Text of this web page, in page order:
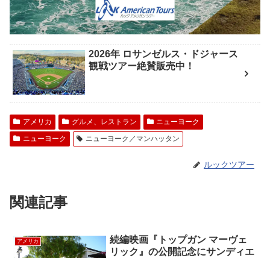
2026年 ロサンゼルス・ドジャース
観戦ツアー絶賛販売中！
アメリカ グルメ、レストラン
ニューヨーク
ニューヨーク
ニューヨーク／マンハッタン
ルックツアー
関連記事
アメリカ
続編映画『トップガン マーヴェ
リック』の公開記念にサンディエ